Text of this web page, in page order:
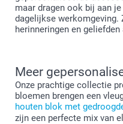
Forex
maar dragen ook bij aan
dagelijkse werkomgeving.
herinneringen en
Meer
Onze prachtige collectie
bloemen brengen een
houten blok met
zijn een perfecte mix van